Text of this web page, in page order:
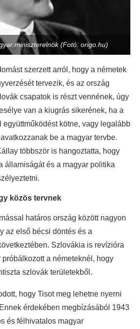
miniszterelnök (Fotó: origo.hu)
szerzett arról, hogy a németek
tervezik, és az ország
csapatok is részt vennének, úgy
van a kiugrás sikerének, ha a
együttműködést kötne, vagy legalább
be a magyar tervbe.
többször is hangoztatta, hogy
államiságát és a magyar politika
közös tervnek
határos ország között nagyon
az első bécsi döntés és a
Szlovákia is revízióra
próbálkozott a németeknél, hogy
szlovák területekből.
hogy Tisot meg lehetne nyerni
érdekében megbízásából 1943
és félhivatalos magyar